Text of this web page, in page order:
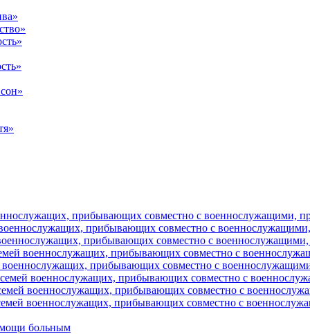
прибывающих совместно с военнослужащими,
прибывающих совместно с
прибывающих совместно с
военнослужащих, прибывающих совместно с
прибывающих совместно с
военнослужащих, прибывающих совместно с
военнослужащих, прибывающих совместно с
военнослужащих, прибывающих совместно с
больным